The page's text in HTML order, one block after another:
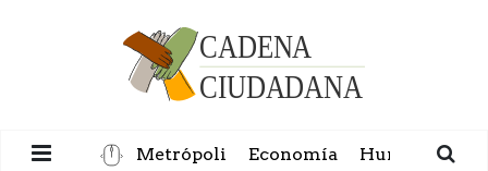
Metrópoli Economía Humanidad